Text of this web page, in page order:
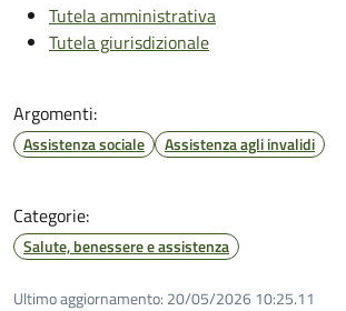
Tutela amministrativa
Tutela giurisdizionale
Argomenti:
Assistenza sociale Assistenza agli invalidi
Categorie:
Salute, benessere e assistenza
Ultimo aggiornamento: 20/05/2026 10:25.11